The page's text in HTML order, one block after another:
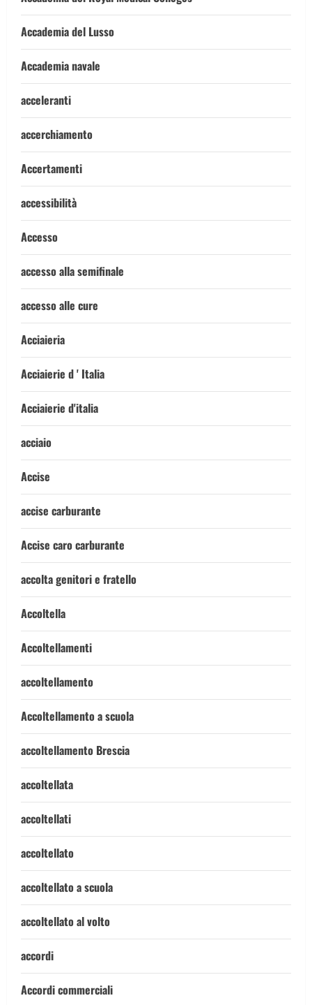
Accademia del Lusso
Accademia navale
acceleranti
accerchiamento
Accertamenti
accessibilità
Accesso
accesso alla semifinale
accesso alle cure
Acciaieria
Acciaierie d ' Italia
Acciaierie d'italia
acciaio
Accise
accise carburante
Accise caro carburante
accolta genitori e fratello
Accoltella
Accoltellamenti
accoltellamento
Accoltellamento a scuola
accoltellamento Brescia
accoltellata
accoltellati
accoltellato
accoltellato a scuola
accoltellato al volto
accordi
Accordi commerciali